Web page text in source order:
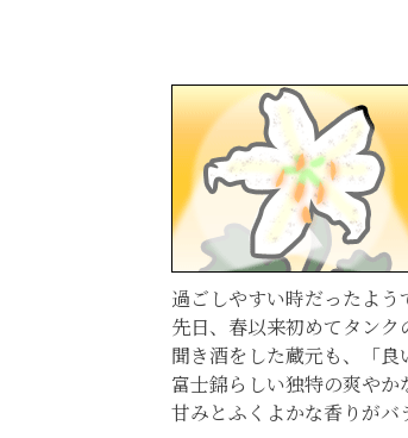
過ごしやすい時だったよう
先日、春以来初めてタンク
聞き酒をした蔵元も、「良
富士錦らしい独特の爽や
甘みとふくよかな香りがバ